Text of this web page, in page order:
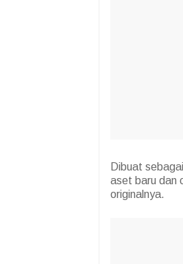
Dibuat
aset baru dan
originalnya.